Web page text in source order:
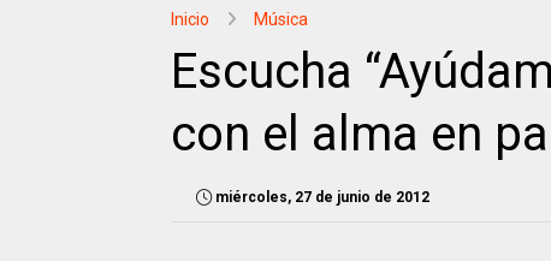
Inicio Música
Escucha
con el alma en
miércoles, 27 de junio de 2012